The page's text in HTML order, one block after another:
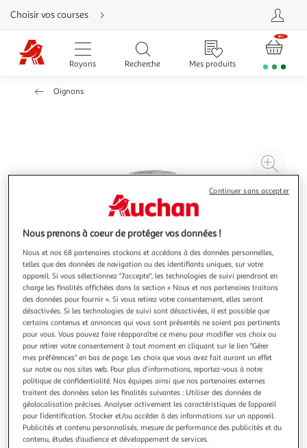
Aller
directement
au
contenu
Aller
directement
Aller
Choisir vos courses
Rayons Recherche Mes produits
Oignons
à
Illustration
précédente
Illustration
suivante
4.2 (9)
AUCHAN
Oignons frits
En savoir +
Nous prenons à coeur de protéger vos données !
Nous et nos 68 partenaires stockons et accédons à des données personnelles,
telles que des données de navigation ou des identifiants uniques, sur votre
appareil. Si vous sélectionnez "J'accepte", les technologies de suivi prendront en
charge les finalités affichées dans la section « Nous et nos partenaires traitons
des données pour fournir ». Si vous retirez votre consentement, elles seront
désactivées. Si les technologies de suivi sont désactivées, il est possible que
certains contenus et annonces qui vous sont présentés ne soient pas pertinents
pour vous. Vous pouvez faire réapparaître ce menu pour modifier vos choix ou
pour retirer votre consentement à tout moment en cliquant sur le lien "Gérer
mes préférences" en bas de page. Les choix que vous avez fait auront un effet
sur notre ou nos sites web. Pour plus d’informations, reportez-vous à notre
politique de confidentialité. Nos équipes ainsi que nos partenaires externes
traitent des données selon les finalités suivantes : Utiliser des données de
géolocalisation précises. Analyser activement les caractéristiques de l’appareil
pour l’identification. Stocker et/ou accéder à des informations sur un appareil.
Publicités et contenu personnalisés, mesure de performance des publicités et du
contenu, études d’audience et développement de services.
Continuer sans accepter